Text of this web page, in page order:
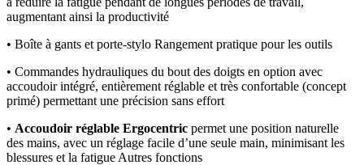
augmentant ainsi la productivité
• Boîte à gants et porte-stylo Rangement pratique pour les outils
• Commandes hydrauliques du bout des doigts en option avec
accoudoir intégré, entièrement réglable et très confortable (concept
primé) permettant une précision sans effort
• Accoudoir réglable Ergocentric permet une position naturelle
des mains, avec un réglage facile d’une seule main, minimisant les
blessures et la fatigue Autres fonctions